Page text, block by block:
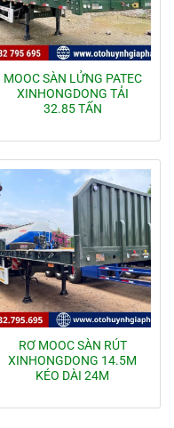
MOOC SÀN LỬNG PATEC
XINHONGDONG TẢI
32.85 TẤN
RƠ MOOC SÀN RÚT
XINHONGDONG 14.5M
KÉO DÀI 24M